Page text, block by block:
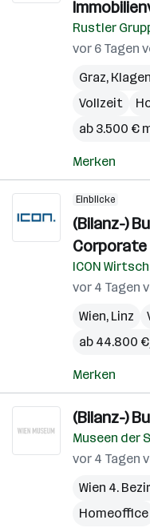
Rustler
vor 6 Tagen
Graz,
Vollzeit
ab 3.500 €
Merken
Einblicke
(Bilanz-)
Corporate
ICON
vor 4 Tagen
Wien, Linz
ab 44.800
Merken
(Bilanz-)
Museen der
vor 4 Tagen
Wien 4.
Homeoffice